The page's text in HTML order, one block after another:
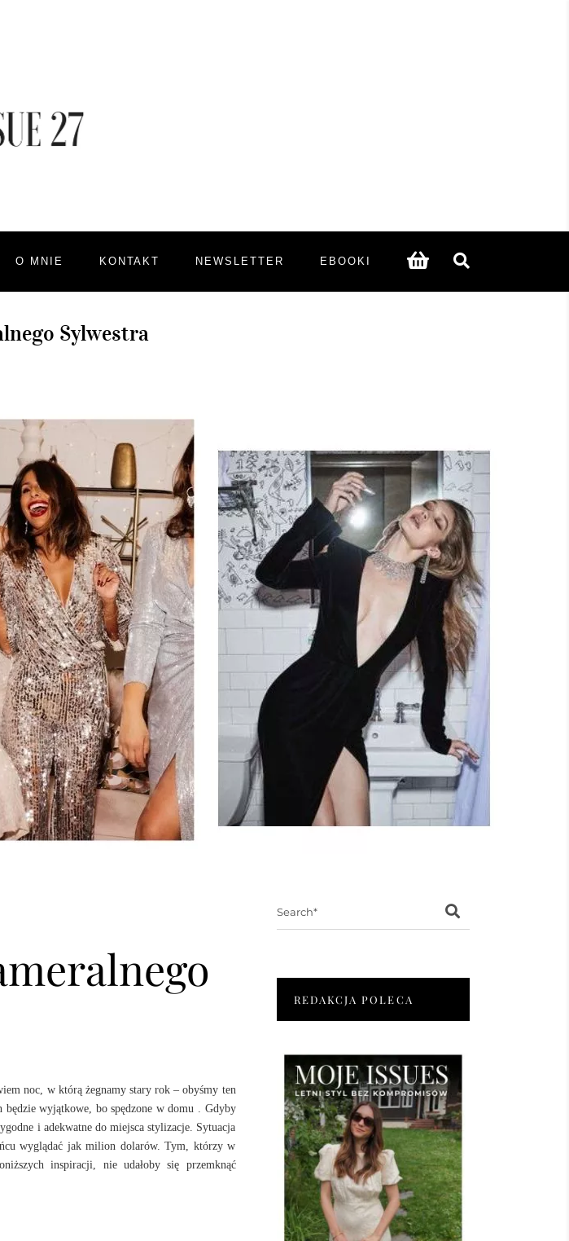
O MNIE KONTAKT NEWSLETTER EBOOKI
Sylwestra
noc, w którą żegnamy stary rok – obyśmy ten
wyjątkowe, bo spędzone w domu . Gdyby
i adekwatne do miejsca stylizacje. Sytuacja
wyglądać jak milion dolarów. Tym, którzy w
inspiracji, nie udałoby się przemknąć
REDAKCJA POLECA